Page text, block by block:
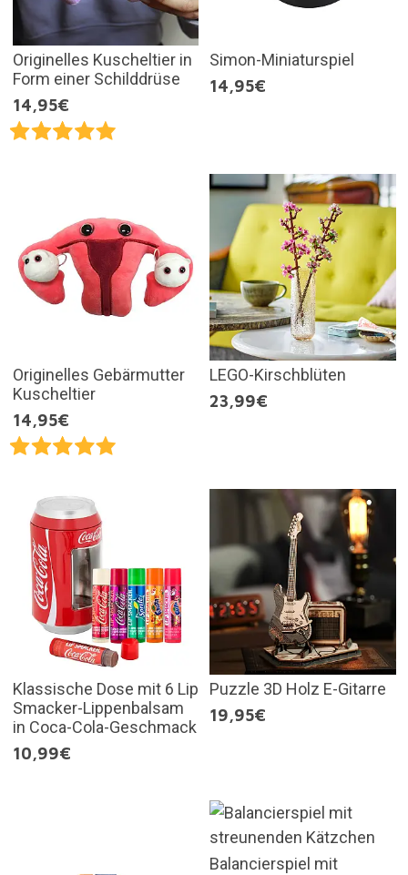
Originelles Kuscheltier in
Form einer Schilddrüse
14,95€
Simon-Miniaturspiel
14,95€
Originelles Gebärmutter
Kuscheltier
14,95€
LEGO-Kirschblüten
23,99€
Klassische Dose mit 6 Lip
Smacker-Lippenbalsam
in Coca-Cola-Geschmack
10,99€
Puzzle 3D Holz E-Gitarre
19,95€
Balancierspiel mit